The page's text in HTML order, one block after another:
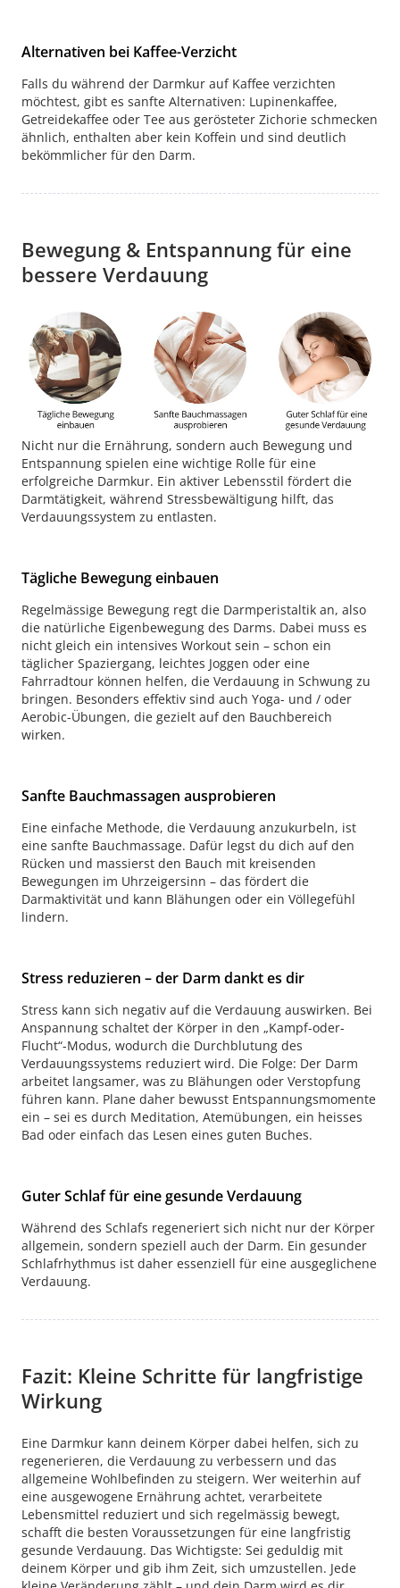
Alternativen bei Kaffee-Verzicht
Falls du während der Darmkur auf Kaffee verzichten
möchtest, gibt es sanfte Alternativen: Lupinenkaffee,
Getreidekaffee oder Tee aus gerösteter Zichorie schmecken
ähnlich, enthalten aber kein Koffein und sind deutlich
bekömmlicher für den Darm.
Bewegung & Entspannung für eine
bessere Verdauung
Nicht nur die Ernährung, sondern auch Bewegung und
Entspannung spielen eine wichtige Rolle für eine
erfolgreiche Darmkur. Ein aktiver Lebensstil fördert die
Darmtätigkeit, während Stressbewältigung hilft, das
Verdauungssystem zu entlasten.
Tägliche Bewegung einbauen
Regelmässige Bewegung regt die Darmperistaltik an, also
die natürliche Eigenbewegung des Darms. Dabei muss es
nicht gleich ein intensives Workout sein – schon ein
täglicher Spaziergang, leichtes Joggen oder eine
Fahrradtour können helfen, die Verdauung in Schwung zu
bringen. Besonders effektiv sind auch Yoga- und / oder
Aerobic-Übungen, die gezielt auf den Bauchbereich
wirken.
Sanfte Bauchmassagen ausprobieren
Eine einfache Methode, die Verdauung anzukurbeln, ist
eine sanfte Bauchmassage. Dafür legst du dich auf den
Rücken und massierst den Bauch mit kreisenden
Bewegungen im Uhrzeigersinn – das fördert die
Darmaktivität und kann Blähungen oder ein Völlegefühl
lindern.
Stress reduzieren – der Darm dankt es dir
Stress kann sich negativ auf die Verdauung auswirken. Bei
Anspannung schaltet der Körper in den „Kampf-oder-
Flucht“-Modus, wodurch die Durchblutung des
Verdauungssystems reduziert wird. Die Folge: Der Darm
arbeitet langsamer, was zu Blähungen oder Verstopfung
führen kann. Plane daher bewusst Entspannungsmomente
ein – sei es durch Meditation, Atemübungen, ein heisses
Bad oder einfach das Lesen eines guten Buches.
Guter Schlaf für eine gesunde Verdauung
Während des Schlafs regeneriert sich nicht nur der Körper
allgemein, sondern speziell auch der Darm. Ein gesunder
Schlafrhythmus ist daher essenziell für eine ausgeglichene
Verdauung.
Fazit: Kleine Schritte für langfristige
Wirkung
Eine Darmkur kann deinem Körper dabei helfen, sich zu
regenerieren, die Verdauung zu verbessern und das
allgemeine Wohlbefinden zu steigern. Wer weiterhin auf
eine ausgewogene Ernährung achtet, verarbeitete
Lebensmittel reduziert und sich regelmässig bewegt,
schafft die besten Voraussetzungen für eine langfristig
gesunde Verdauung. Das Wichtigste: Sei geduldig mit
deinem Körper und gib ihm Zeit, sich umzustellen. Jede